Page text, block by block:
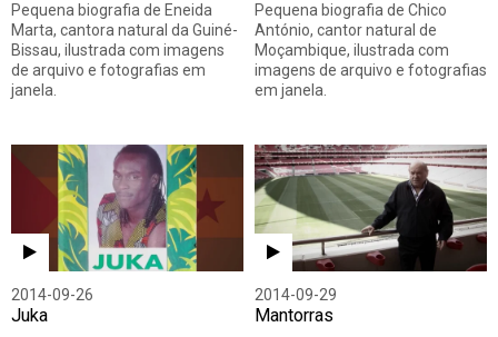
Pequena biografia de Eneida
Marta, cantora natural da Guiné-
Bissau, ilustrada com imagens
de arquivo e fotografias em
janela.
Pequena biografia de Chico
António, cantor natural de
Moçambique, ilustrada com
imagens de arquivo e fotografias
em janela.
2014-09-26
Juka
2014-09-29
Mantorras